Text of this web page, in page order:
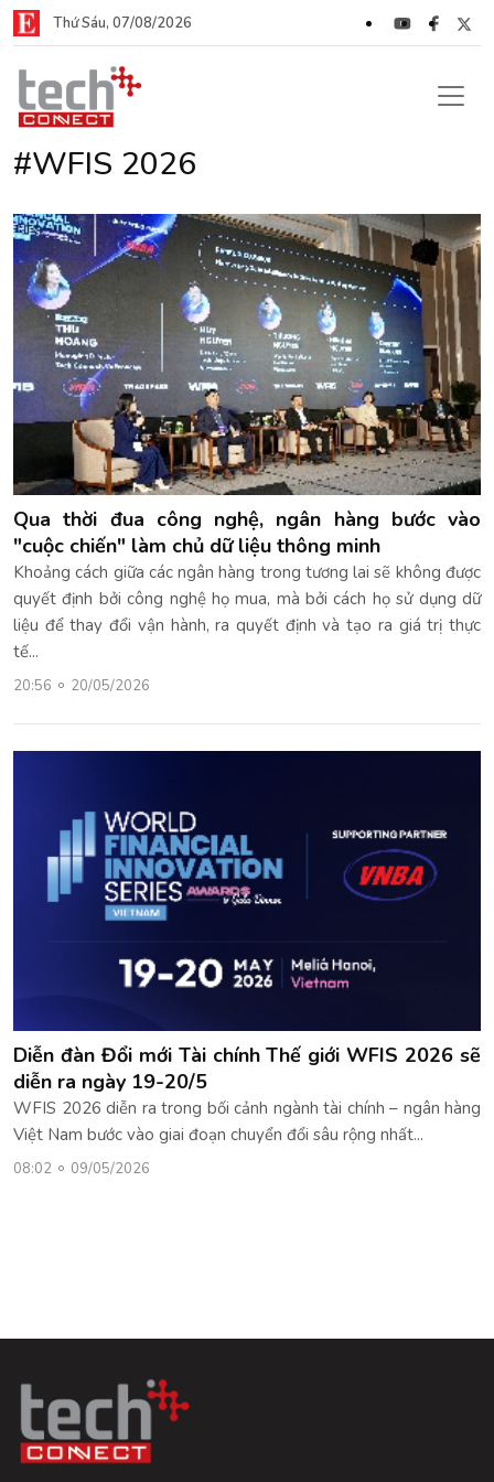
Thứ Sáu, 07/08/2026
#WFIS 2026
Qua thời đua công nghệ, ngân hàng bước vào
"cuộc chiến" làm chủ dữ liệu thông minh
Khoảng cách giữa các ngân hàng trong tương lai sẽ không được
quyết định bởi công nghệ họ mua, mà bởi cách họ sử dụng dữ
liệu để thay đổi vận hành, ra quyết định và tạo ra giá trị thực
tế...
20:56 20/05/2026
Diễn đàn Đổi mới Tài chính Thế giới WFIS 2026 sẽ
diễn ra ngày 19-20/5
WFIS 2026 diễn ra trong bối cảnh ngành tài chính – ngân hàng
Việt Nam bước vào giai đoạn chuyển đổi sâu rộng nhất...
08:02 09/05/2026